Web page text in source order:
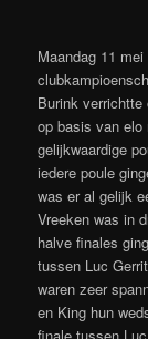
Maandag 11
Burink verrichtte
op basis van elo
gelijkwaardige
iedere poule
was er al gelijk
Vreeken was in
halve finales
tussen Luc
waren zeer
en King hun